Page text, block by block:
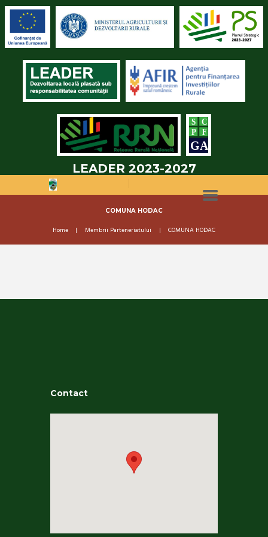
LEADER 2023-2027
COMUNA HODAC
Home Membrii Parteneriatului COMUNA HODAC
Contact